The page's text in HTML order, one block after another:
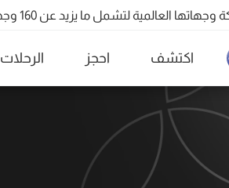
العالمية لتشمل ما يزيد عن 160 وجهة
اكتشف
(active)
احجز الرحلات